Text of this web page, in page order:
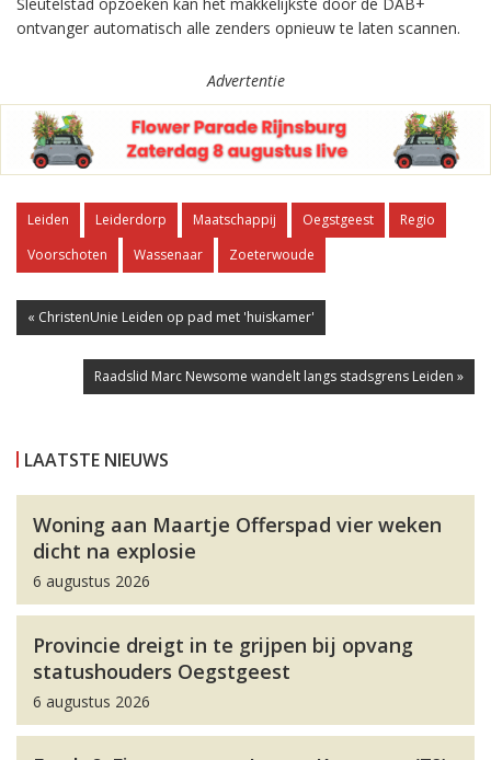
ontvanger automatisch alle zenders opnieuw te laten scannen.
Advertentie
Leiden Leiderdorp Maatschappij Oegstgeest
Regio
Voorschoten
Wassenaar Zoeterwoude
« ChristenUnie Leiden op pad met 'huiskamer'
Raadslid Marc Newsome wandelt langs stadsgrens Leiden »
LAATSTE NIEUWS
Woning aan Maartje Offerspad vier weken
dicht na explosie
6 augustus 2026
Provincie dreigt in te grijpen bij opvang
statushouders Oegstgeest
6 augustus 2026